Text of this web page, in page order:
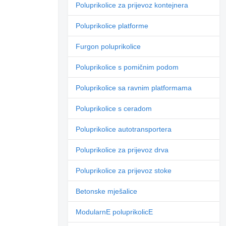
Poluprikolice za prijevoz kontejnera
Poluprikolice platforme
Furgon poluprikolice
Poluprikolice s pomičnim podom
Poluprikolice sa ravnim platformama
Poluprikolice s ceradom
Poluprikolice autotransportera
Poluprikolice za prijevoz drva
Poluprikolice za prijevoz stoke
Betonske mješalice
ModularnE poluprikolicE